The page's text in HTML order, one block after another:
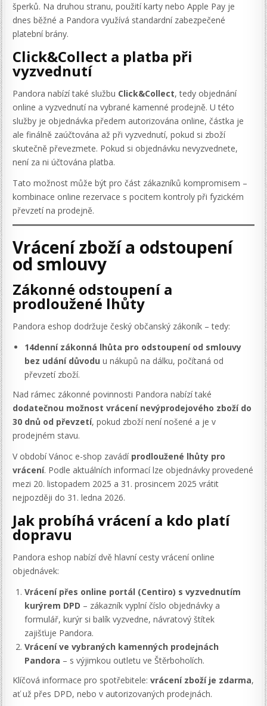
šperků. Na druhou stranu, použití karty nebo Apple Pay je
dnes běžné a Pandora využívá standardní zabezpečené
platební brány.
Click&Collect a platba při
vyzvednutí
Pandora nabízí také službu Click&Collect, tedy objednání
online a vyzvednutí na vybrané kamenné prodejně. U této
služby je objednávka předem autorizována online, částka je
ale finálně zaúčtována až při vyzvednutí, pokud si zboží
skutečně převezmete. Pokud si objednávku nevyzvednete,
není za ni účtována platba.
Tato možnost může být pro část zákazníků kompromisem –
kombinace online rezervace s pocitem kontroly při fyzickém
převzetí na prodejně.
Vrácení zboží a odstoupení
od smlouvy
Zákonné odstoupení a
prodloužené lhůty
Pandora eshop dodržuje český občanský zákoník – tedy:
14denní zákonná lhůta pro odstoupení od smlouvy
bez udání důvodu u nákupů na dálku, počítaná od
převzetí zboží.
Nad rámec zákonné povinnosti Pandora nabízí také
dodatečnou možnost vrácení nevýprodejového zboží do
30 dnů od převzetí, pokud zboží není nošené a je v
prodejném stavu.
V období Vánoc e-shop zavádí prodloužené lhůty pro
vrácení. Podle aktuálních informací lze objednávky provedené
mezi 20. listopadem 2025 a 31. prosincem 2025 vrátit
nejpozději do 31. ledna 2026.
Jak probíhá vrácení a kdo platí
dopravu
Pandora eshop nabízí dvě hlavní cesty vrácení online
objednávek:
Vrácení přes online portál (Centiro) s vyzvednutím
kurýrem DPD – zákazník vyplní číslo objednávky a
formulář, kurýr si balík vyzvedne, návratový štítek
zajišťuje Pandora.
Vrácení ve vybraných kamenných prodejnách
Pandora – s výjimkou outletu ve Štěrboholích.
Klíčová informace pro spotřebitele:vrácení zboží je zdarma,
ať už přes DPD, nebo v autorizovaných prodejnách.